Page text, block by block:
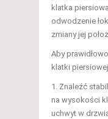
klatka
odwodzenie
zmiany jej
Aby
klatki
Znaleźć
na wysokości
uchwyt w